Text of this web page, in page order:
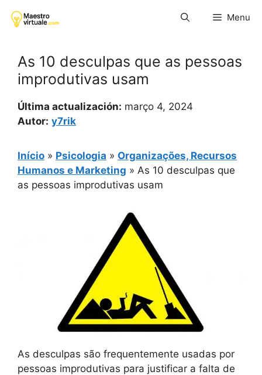
para
Menu
As 10 desculpas que as pessoas
improdutivas usam
Última actualización: março 4, 2024
Autor: y7rik
Início » Psicologia » Organizações, Recursos
Humanos e Marketing » As 10 desculpas que
as pessoas improdutivas usam
As desculpas são frequentemente usadas por
pessoas improdutivas para justificar a falta de